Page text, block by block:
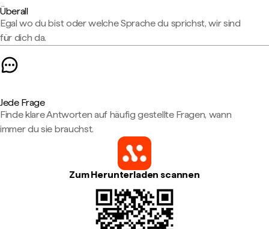
Überall
Egal wo du bist oder welche Sprache du sprichst, wir sind
für dich da.
Jede Frage
Finde klare Antworten auf häufig gestellte Fragen, wann
immer du sie brauchst.
Zum Herunterladen scannen